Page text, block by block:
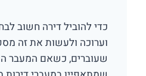
כדי להוביל דירה חשוב
וערוכה ולעשות את זה
שעוברים, כשאם המעבר